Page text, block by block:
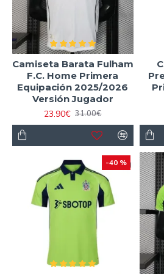
Camiseta Barata Fulham
F.C. Home Primera
Equipación 2025/2026
Versión Jugador
23.90€ 31.00€
-40 %